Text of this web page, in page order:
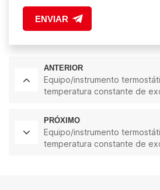
ENVIAR
ANTERIOR
Equipo/instrumento
temperatura constante de
PRÓXIMO
Equipo/instrumento
temperatura constante de